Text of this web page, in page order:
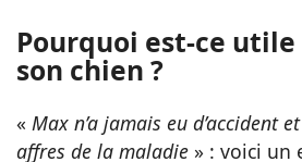
Pourquoi est-ce utile
son chien ?
« Max n’a jamais eu d’accident
affres de la maladie » : voici un